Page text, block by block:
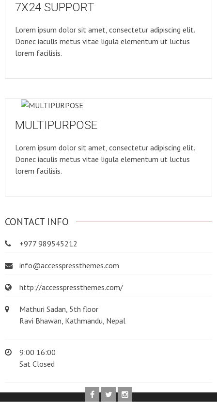
7X24 SUPPORT
Lorem ipsum dolor sit amet, consectetur adipiscing elit.
Donec iaculis metus vitae ligula elementum ut luctus
lorem facilisis.
MULTIPURPOSE
Lorem ipsum dolor sit amet, consectetur adipiscing elit.
Donec iaculis metus vitae ligula elementum ut luctus
lorem facilisis.
CONTACT INFO
+977 989545212
info@accesspressthemes.com
http://accesspressthemes.com/
Mathuri Sadan, 5th floor
Ravi Bhawan, Kathmandu, Nepal
9:00 16:00
Sat Closed